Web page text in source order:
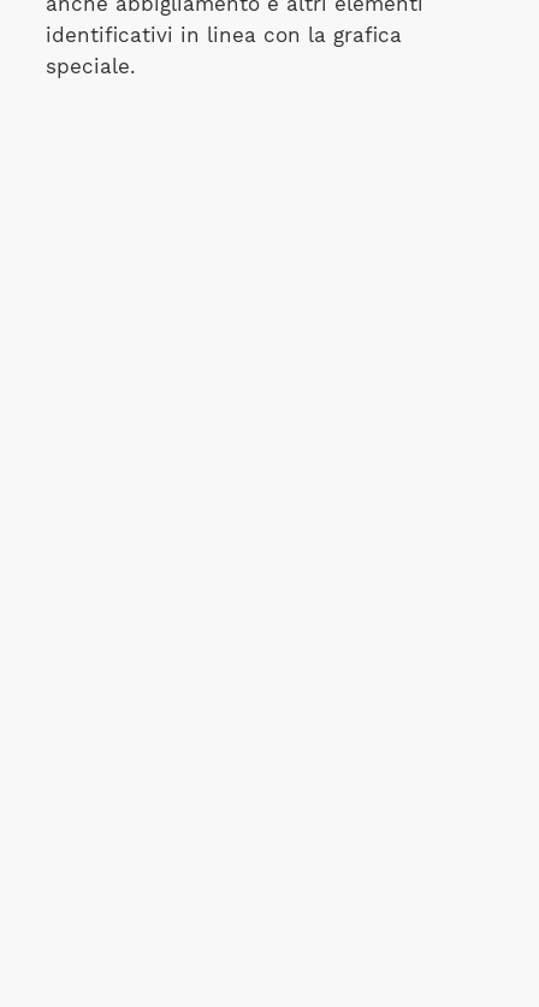
identificativi in linea con la grafica
speciale.